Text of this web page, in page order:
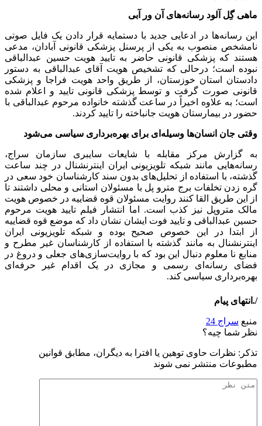
ماهی گِل آلود رسانه‌های آن ور آبی
این رسانه‌ها در ادعایی جدید با دستمایه قرار دادن یک فایل صوتی
نامشخص منصوب به یکی از پرسنل پزشکی قانونی آبادان، مدعی
هستند که پزشکی قانونی حاضر به تایید هویت حسین عبدالباقی
نبوده است؛ درحالی که تشخیص هویت آقای عبدالباقی به دستور
دادستان استان خوزستان، از طریق واحد هویت فراجا و پزشکی
قانونی صورت گرفت و توسط پزشکی قانونی تایید و اعلام شده
است؛ به علاوه اخیراً در ساعت گذشته خانواده مرحوم عبدالباقی با
حضور در بیمارستان هویت جانباخته را تایید کردند.
وقتی جان انسان‌ها وسیله‌ای برای بهره‌برداری سیاسی می‌شود
به گزارش مرکز مقابله با شایعات سایبری سازمان سراج،
رسانه‌هایی مانند شبکه تلویزیونی ایران اینترنشنال در چند ساعت
گذشته، با استفاده از تحلیل‌های بدون سند کارشناسان خود سعی در
گره زدن تخلفات برج مترو پل با مسئولان استانی و محلی داشتند تا
از این طریق القا کنند روایت مسئولان قوه قضاییه در خصوص هویت
مالک متروپل نیز کذب است. اما انتشار فیلم تایید هویت مرحوم
حسین عبدالباقی و تایید فوت ایشان نشان داد که موضع قوه قضاییه
از ابتدا در این خصوص صحیح بوده و شبکه تلویزیونی ایران
اینترنشنال به مانند گذشته با استفاده از کارشناسان غیر مطرح و
منابع نا معلوم دنبال این بود که با روایت‌سازی‌های جعلی و دروغ در
فضای رسانه‌ای رسمی و مجازی در یک اقدام غیر حرفه ای
بهره‌برداری سیاسی کند.
/.انتهای پیام
منبع سراج 24
نظر شما چیه؟
تذكر: نظرات حاوی توهين يا افترا به ديگران، مطابق قوانين
مطبوعات منتشر نمی شوند